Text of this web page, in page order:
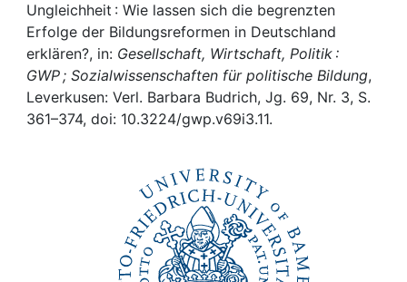
Help
Ungleichheit : Wie lassen sich die begrenzten
Erfolge der Bildungsreformen in Deutschland
erklären?, in: Gesellschaft, Wirtschaft, Politik :
GWP ; Sozialwissenschaften für politische Bildung,
Leverkusen: Verl. Barbara Budrich, Jg. 69, Nr. 3, S.
361–374, doi: 10.3224/gwp.v69i3.11.